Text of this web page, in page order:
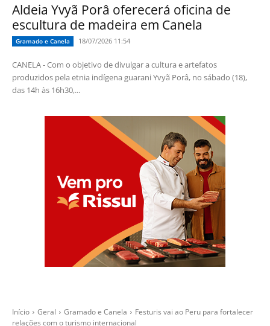
Aldeia Yvyã Porâ oferecerá oficina de
escultura de madeira em Canela
Gramado e Canela 18/07/2026 11:54
CANELA - Com o objetivo de divulgar a cultura e artefatos
produzidos pela etnia indígena guarani Yvyã Porâ, no sábado (18),
das 14h às 16h30,...